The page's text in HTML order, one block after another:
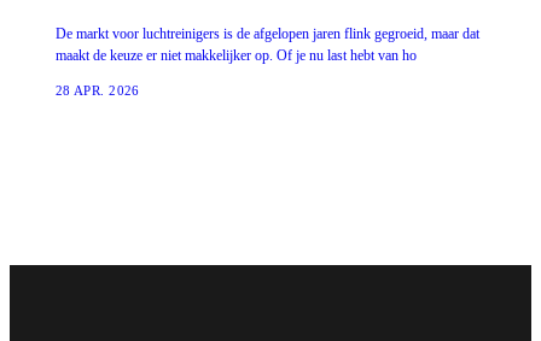
De markt voor luchtreinigers is de afgelopen jaren flink gegroeid, maar dat
maakt de keuze er niet makkelijker op. Of je nu last hebt van ho
28 APR. 2026